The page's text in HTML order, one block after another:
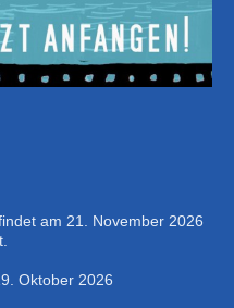
am 21. November 2026
Oktober 2026